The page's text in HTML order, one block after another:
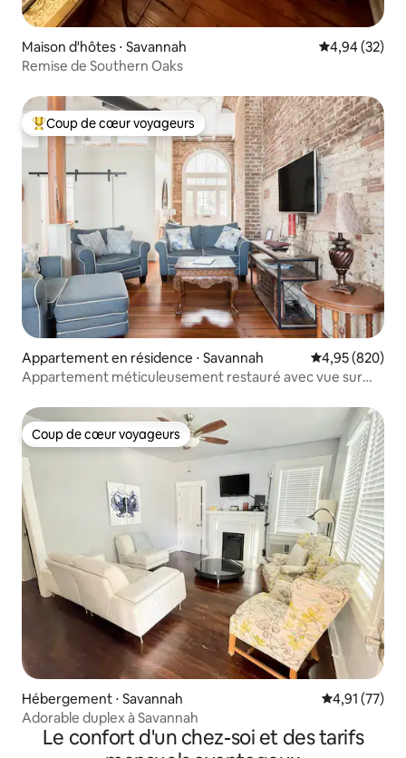
Maison d'hôtes ⋅ Savannah Évaluation
4,94 (32)
Remise de Southern Oaks
Coups de cœur voyageurs les plus appréciés
Coup de cœur voyageurs
Appartement en résidence ⋅ Savannah Évaluation
4,95 (820)
Appartement méticuleusement restauré avec vue sur
Coup de cœur voyageurs
Coup de cœur voyageurs
Hébergement ⋅ Savannah Évaluation
4,91 (77)
Adorable duplex à Savannah
Le confort d'un chez-soi et des tarifs